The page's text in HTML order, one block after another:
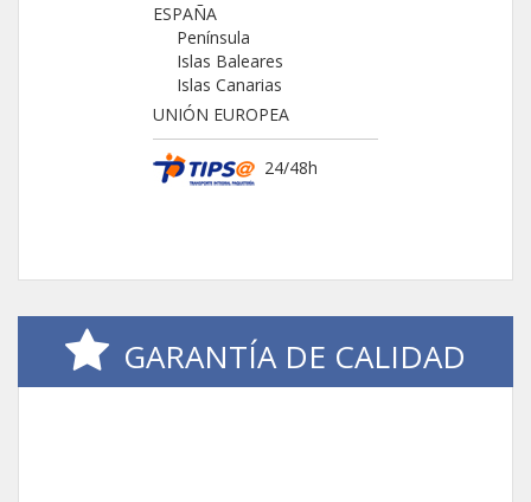
ESPAÑA
Península
Islas Baleares
Islas Canarias
UNIÓN EUROPEA
24/48h
GARANTÍA DE CALIDAD